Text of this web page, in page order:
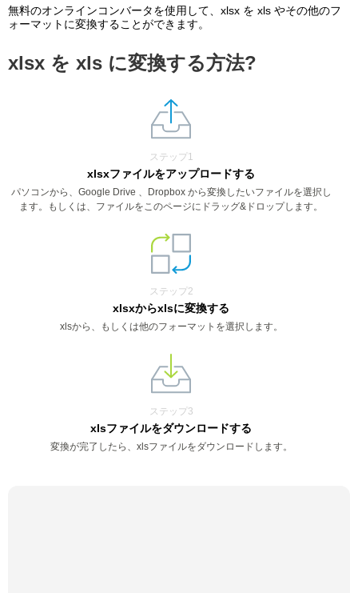
無料のオンラインコンバータを使用して、xlsx を xls やその他のフ
ォーマットに変換することができます。
xlsx を xls に変換する方法?
ステップ1
xlsxファイルをアップロードする
パソコンから、Google Drive 、Dropbox から変換したいファイルを選択し
ます。もしくは、ファイルをこのページにドラッグ&ドロップします。
ステップ2
xlsxからxlsに変換する
xlsから、もしくは他のフォーマットを選択します。
ステップ3
xlsファイルをダウンロードする
変換が完了したら、xlsファイルをダウンロードします。